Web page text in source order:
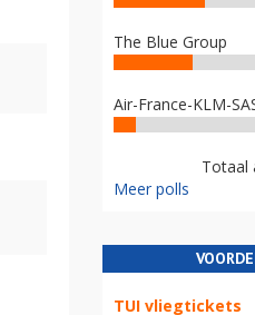
The Blue Group
Air-France-KLM-
Totaal
Meer polls
TUI vliegtickets